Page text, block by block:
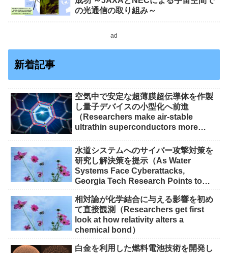
の光通信の取り組み～
ad
新着記事
空気中で安定な超薄膜超伝導体を作製
し量子デバイスの小型化へ前進
（Researchers make air-stable
ultrathin superconductors more
水道システムへのサイバー攻撃対策を
研究し解決策を提示（As Water
Systems Face Cyberattacks,
Georgia Tech Research Points to
相対論が化学結合に与える影響を初め
て直接観測（Researchers get first
look at how relativity alters a
chemical bond）
白金を利用した燃料電池技術を開発し